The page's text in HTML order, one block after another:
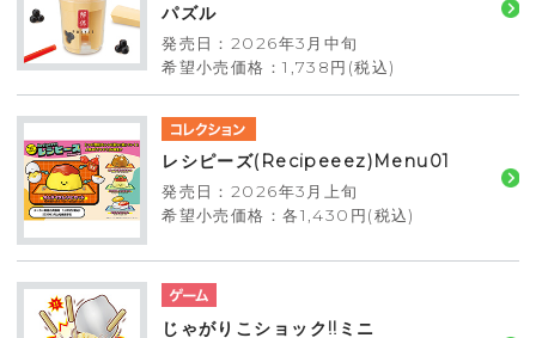
パズル
発売日：2026年3月中旬
希望小売価格：1,738円(税込)
レシピーズ(Recipeeez)Menu01
発売日：2026年3月上旬
希望小売価格：各1,430円(税込)
じゃがりこショック!!ミニ